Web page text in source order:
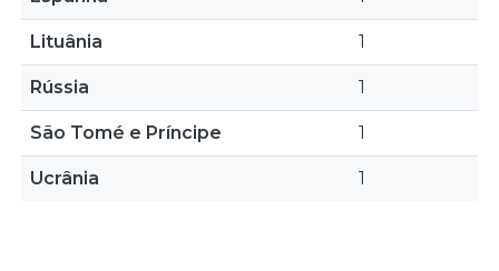
Lituânia 1
Rússia 1
São Tomé e Príncipe 1
Ucrânia 1